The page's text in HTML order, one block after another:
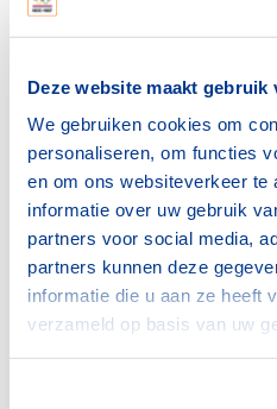
Deze website maakt gebruik
We gebruiken cookies om
personaliseren, om functies
en om ons websiteverkeer te
informatie over uw gebruik
partners voor social media,
partners kunnen deze
informatie die u aan ze heeft
verzameld op basis van uw
waard
aerodynamica
Honderdsten
Samen met Sportconfex, de
sportkledingfabrikant Fila
de onderzoekers tot het
‘’Natuurlijk hadden we
wilden testen,’’ aldus Terra.
kom je op nieuwe ideeën.
hebben we dus steeds iets
daarna gekeken of het de